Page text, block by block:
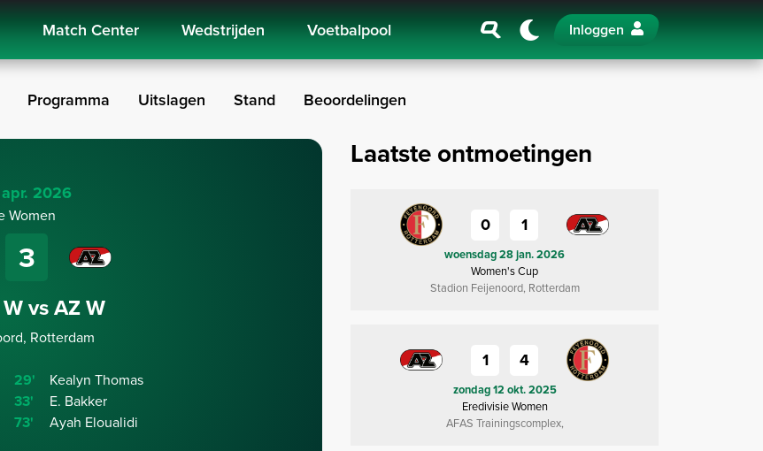
Match Center Wedstrijden Voetbalpool Inloggen
Programma Uitslagen Stand Beoordelingen
2026
Women
3
vs AZ W
Rotterdam
29'
Kealyn Thomas
33'
E. Bakker
73'
Ayah Eloualidi
Laatste ontmoetingen
0 1
woensdag 28 jan. 2026
Women's Cup
Stadion Feijenoord, Rotterdam
1 4
zondag 12 okt. 2025
Eredivisie Women
AFAS Trainingscomplex,